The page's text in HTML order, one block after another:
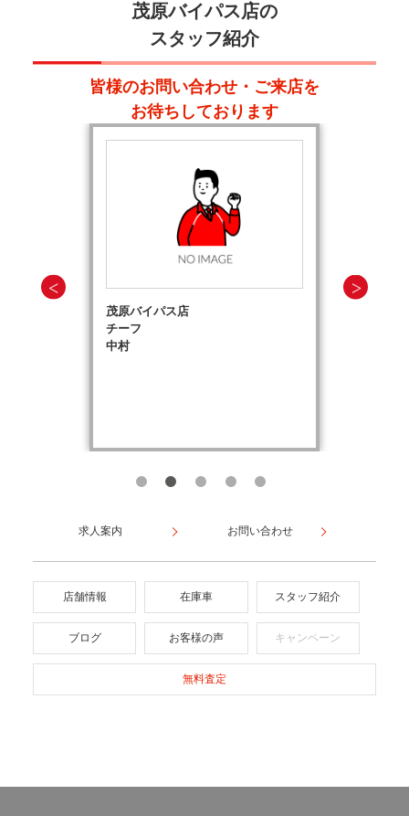
茂原バイパス店の
スタッフ紹介
皆様のお問い合わせ・ご来店を
お待ちしております
茂原バイパス店
チーフ
中村
求人案内 お問い合わせ
店舗情報 在庫車 スタッフ紹介
ブログ お客様の声 キャンペーン
無料査定